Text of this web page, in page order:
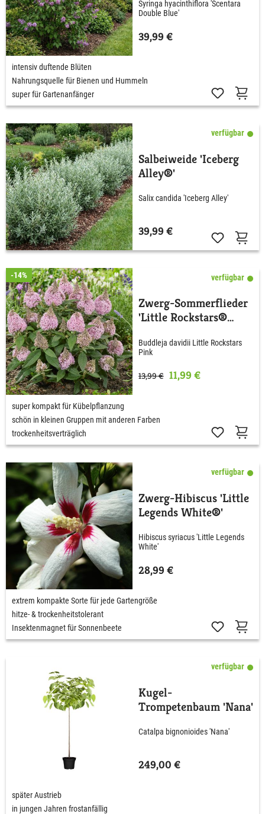
Blue'
Syringa hyacinthiflora 'Scentara
Double Blue'
39,99 €
intensiv duftende Blüten
Nahrungsquelle für Bienen und Hummeln
super für Gartenanfänger
verfügbar
Salbeiweide 'Iceberg
Alley®'
Salix candida 'Iceberg Alley'
39,99 €
-14% verfügbar
Zwerg-Sommerflieder
'Little Rockstars®
Buddleja davidii Little Rockstars
Pink
13,99 € 11,99 €
super kompakt für Kübelpflanzung
schön in kleinen Gruppen mit anderen Farben
trockenheitsverträglich
verfügbar
Zwerg-Hibiscus 'Little
Legends White®'
Hibiscus syriacus 'Little Legends
White'
28,99 €
extrem kompakte Sorte für jede Gartengröße
hitze- & trockenheitstolerant
Insektenmagnet für Sonnenbeete
verfügbar
Kugel-
Trompetenbaum 'Nana'
Catalpa bignonioides 'Nana'
249,00 €
später Austrieb
in jungen Jahren frostanfällig